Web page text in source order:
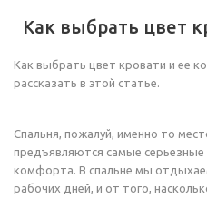
Как выбрать цвет
Как выбрать цвет кровати и ее
рассказать в этой статье.
Спальня, пожалуй, именно то
предъявляются самые
комфорта. В спальне мы
рабочих дней, и от того,